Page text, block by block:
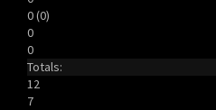
0 (0)
0
0
Totals:
12
7